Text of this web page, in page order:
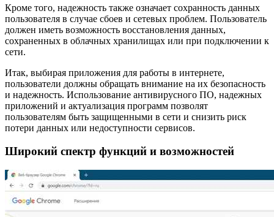
Кроме того, надежность также означает сохранность данных
пользователя в случае сбоев и сетевых проблем. Пользователь
должен иметь возможность восстановления данных,
сохраненных в облачных хранилищах или при подключении к
сети.
Итак, выбирая приложения для работы в интернете,
пользователи должны обращать внимание на их безопасность
и надежность. Использование антивирусного ПО, надежных
приложений и актуализация программ позволят
пользователям быть защищенными в сети и снизить риск
потери данных или недоступности сервисов.
Широкий спектр функций и возможностей